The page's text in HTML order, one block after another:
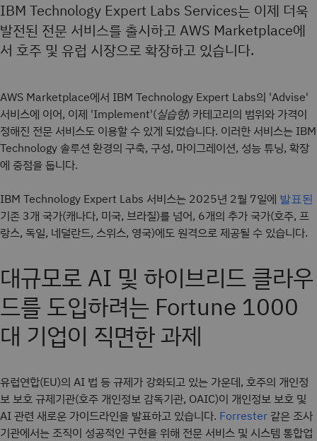
IBM Technology Expert Labs Services는 이제 더욱
발전된 전문 서비스를 출시하고 AWS Marketplace에
서 호주 및 유럽 시장으로 확장하고 있습니다.
AWS Marketplace에서 IBM Technology Expert Labs의 'Advise'
서비스에 이어, 이제 'Implement'(실습형) 카테고리의 범위와 가격이
정해진 전문 서비스도 이용할 수 있게 되었습니다. 이러한 서비스는 IBM
Technology 솔루션 환경의 구축, 구성, 마이그레이션, 성능 튜닝, 확장
에 중점을 둡니다.
IBM Technology Expert Labs 서비스는 2025년 2월 7일에 발표된
기존 3개 국가(캐나다, 미국, 브라질)를 넘어, 6개의 추가 국가(호주, 프
랑스, 독일, 네덜란드, 스위스, 영국)에도 원격으로 제공될 수 있습니다.
대규모로 AI 및 하이브리드 클라우
드를 도입하려는 Fortune 1000
대 기업이 직면한 과제
유럽연합(EU)의 AI 법 등 규제가 강화되고 있는 가운데, 호주의 개인정
보 보호 규제기관(호주 개인정보 감독기관, OAIC)이 개인정보 보호 및
AI 관련 새로운 가이드라인을 발표하고 있습니다. Forrester 같은 조사
기관에서는 조직이 성공적인 구현을 위해 전문 서비스 및 시스템 통합업